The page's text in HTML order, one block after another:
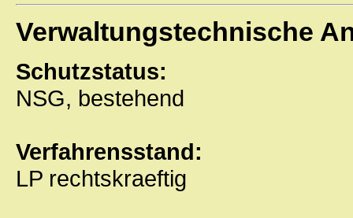
Verwaltungstechnische
Schutzstatus:
NSG, bestehend
Verfahrensstand:
LP rechtskraeftig